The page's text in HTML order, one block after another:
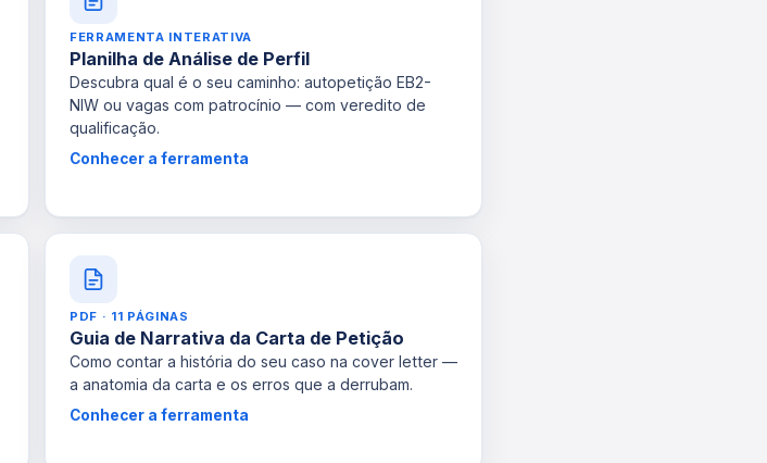
FERRAMENTA INTERATIVA
Planilha de Análise de Perfil
Descubra qual é o seu caminho: autopetição EB2-
NIW ou vagas com patrocínio — com veredito de
qualificação.
Conhecer a ferramenta
PDF · 11 PÁGINAS
Guia de Narrativa da Carta de Petição
Como contar a história do seu caso na cover letter —
a anatomia da carta e os erros que a derrubam.
Conhecer a ferramenta